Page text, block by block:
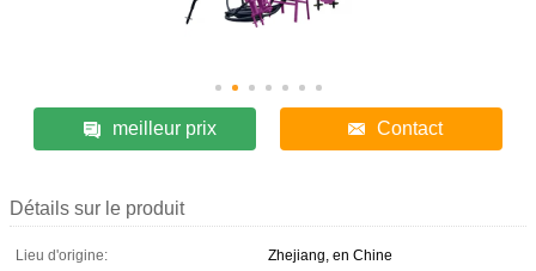
meilleur prix Contact
Détails sur le produit
Lieu d'origine:
Zhejiang, en Chine